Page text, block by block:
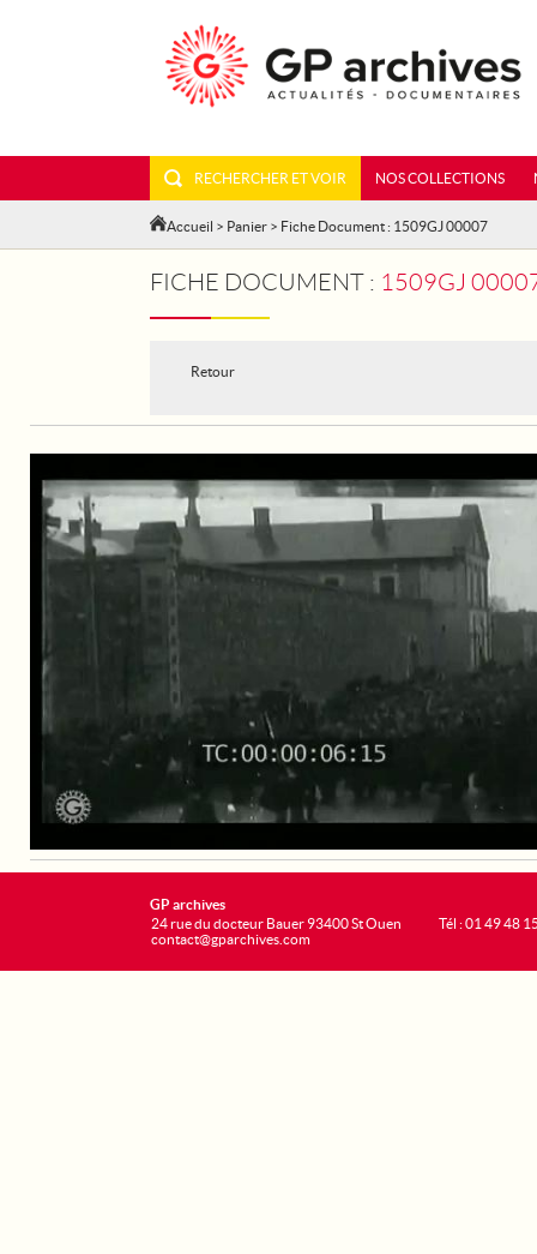
RECHERCHER ET VOIR NOS COLLECTIONS
Accueil > Panier > Fiche Document : 1509GJ 00007
FICHE DOCUMENT : 1509GJ 00007
Retour
GP archives
24 rue du docteur Bauer 93400 St Ouen
contact@gparchives.com
Tél : 01 49 48